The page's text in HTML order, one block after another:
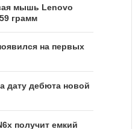
мышь Lenovo
грамм
на первых
дату дебюта новой
получит емкий